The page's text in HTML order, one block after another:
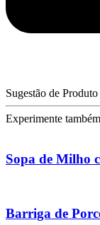
Sugestão de Produto
Experimente também
Sopa de Milho
Barriga de